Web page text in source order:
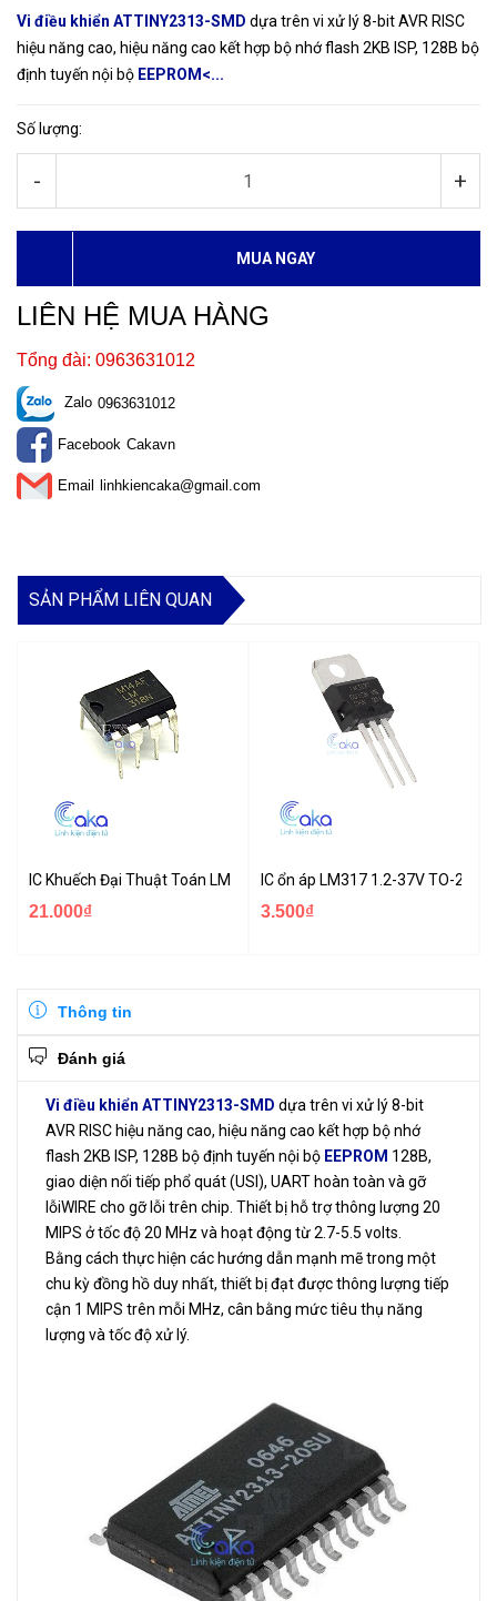
Vi điều khiển ATTINY2313-SMD dựa trên vi xử lý 8-bit AVR RISC
hiệu năng cao, hiệu năng cao kết hợp bộ nhớ flash 2KB ISP, 128B bộ
định tuyến nội bộ EEPROM<...
Số lượng:
- +
MUA NGAY
LIÊN HỆ MUA HÀNG
Tổng đài: 0963631012
Zalo 0963631012
Facebook Cakavn
Email linhkiencaka@gmail.com
SẢN PHẨM LIÊN QUAN
IC Khuếch Đại Thuật Toán LM318
21.000₫
IC ổn áp LM317 1.2-37V TO-220
3.500₫
Thông tin
Đánh giá
Vi điều khiển ATTINY2313-SMD dựa trên vi xử lý 8-bit
AVR RISC hiệu năng cao, hiệu năng cao kết hợp bộ nhớ
flash 2KB ISP, 128B bộ định tuyến nội bộ EEPROM 128B,
giao diện nối tiếp phổ quát (USI), UART hoàn toàn và gỡ
lỗiWIRE cho gỡ lỗi trên chip. Thiết bị hỗ trợ thông lượng 20
MIPS ở tốc độ 20 MHz và hoạt động từ 2.7-5.5 volts.
Bằng cách thực hiện các hướng dẫn mạnh mẽ trong một
chu kỳ đồng hồ duy nhất, thiết bị đạt được thông lượng tiếp
cận 1 MIPS trên mỗi MHz, cân bằng mức tiêu thụ năng
lượng và tốc độ xử lý.